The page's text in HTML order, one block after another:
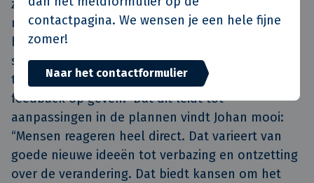
contactpagina. We wensen je een hele fijne
zomer!
Naar het contactformulier
zaterdag op een school in de wijk gestaan om
mensen mee te nemen langs panelen die wij
hadden gemaakt om te laten zien hoe wij op
stedenbouwkundig niveau met de verschillende
thema’s zijn omgegaan. Mensen konden daar
feedback op geven.” Dat dit leidt tot
aanpassingen in de plannen vindt Johan mooi:
“Mensen reageren heel direct. Dat varieert van
goede nieuwe ideeën tot verbazing en ontzetting
over de verandering. Dat biedt kansen om het